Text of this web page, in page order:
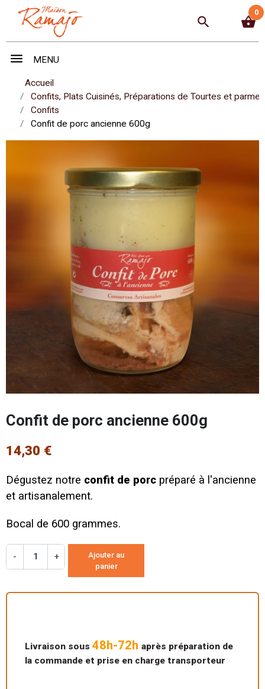
search shopping_basket
0
menu MENU
Accueil
Confits, Plats Cuisinés, Préparations de Tourtes et
Confits
Confit de porc ancienne 600g
Confit de porc ancienne 600g
14,30 €
Dégustez notre confit de porc préparé à l'ancienne
et artisanalement.
Bocal de 600 grammes.
- +
Ajouter au
panier
Livraison sous 48h-72h après préparation de
la commande et prise en charge transporteur